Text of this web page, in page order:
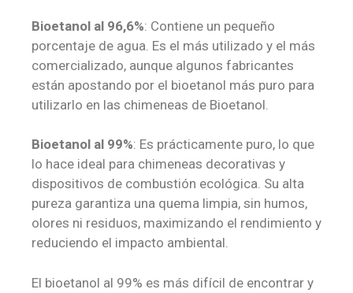
Bioetanol al 96,6%: Contiene un pequeño
porcentaje de agua. Es el más utilizado y el más
comercializado, aunque algunos fabricantes
están apostando por el bioetanol más puro para
utilizarlo en las chimeneas de Bioetanol.
Bioetanol al 99%: Es prácticamente puro, lo que
lo hace ideal para chimeneas decorativas y
dispositivos de combustión ecológica. Su alta
pureza garantiza una quema limpia, sin humos,
olores ni residuos, maximizando el rendimiento y
reduciendo el impacto ambiental.
El bioetanol al 99% es más difícil de encontrar y